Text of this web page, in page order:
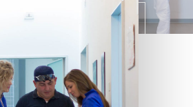
I NOSTRI SERVIZI